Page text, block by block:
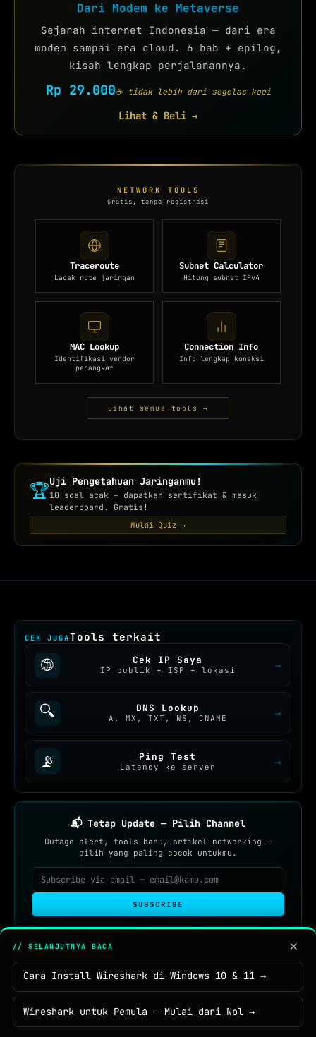
Dari Modem ke Metaverse
Sejarah internet Indonesia — dari era
modem sampai era cloud. 6 bab + epilog,
kisah lengkap perjalanannya.
Rp 29.000☕ tidak lebih dari segelas kopi
Lihat & Beli →
NETWORK TOOLS
Gratis, tanpa registrasi
Traceroute
Lacak rute jaringan
Subnet Calculator
Hitung subnet IPv4
MAC Lookup
Identifikasi vendor
perangkat
Connection Info
Info lengkap koneksi
Lihat semua tools →
🏆Uji Pengetahuan Jaringanmu!
10 soal acak — dapatkan sertifikat & masuk
leaderboard. Gratis!
Mulai Quiz →
CEK JUGATools terkait
🌐 Cek IP Saya
IP publik + ISP + lokasi →
🔍 DNS Lookup
A, MX, TXT, NS, CNAME →
📡 Ping Test
Latency ke server →
📬 Tetap Update — Pilih Channel
Outage alert, tools baru, artikel networking —
pilih yang paling cocok untukmu.
SUBSCRIBE
Telegram@cekipsaya
Bot@cekipsayabot
RSS Feed
// SELANJUTNYA BACA ×
Cara Install Wireshark di Windows 10 & 11 →
Wireshark untuk Pemula — Mulai dari Nol →